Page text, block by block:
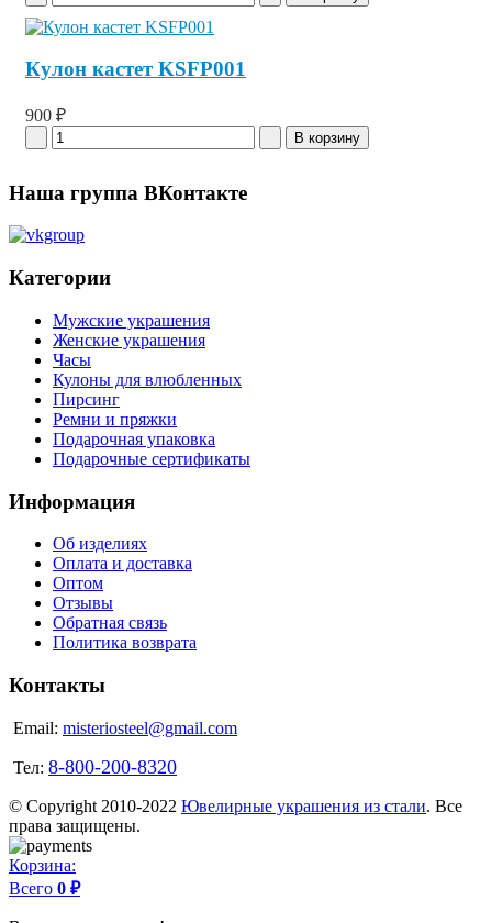
Кулон кастет KSFP001
900 ₽
Наша группа ВКонтакте
Категории
Мужские украшения
Женские украшения
Часы
Кулоны для влюбленных
Пирсинг
Ремни и пряжки
Подарочная упаковка
Подарочные сертификаты
Информация
Об изделиях
Оплата и доставка
Оптом
Отзывы
Обратная связь
Политика возврата
Контакты
Email: misteriosteel@gmail.com
Тел: 8-800-200-8320
© Copyright 2010-2022 Ювелирные украшения из стали. Все
права защищены.
Корзина:
Всего 0 ₽